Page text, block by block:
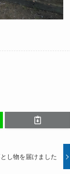
し物を届けました